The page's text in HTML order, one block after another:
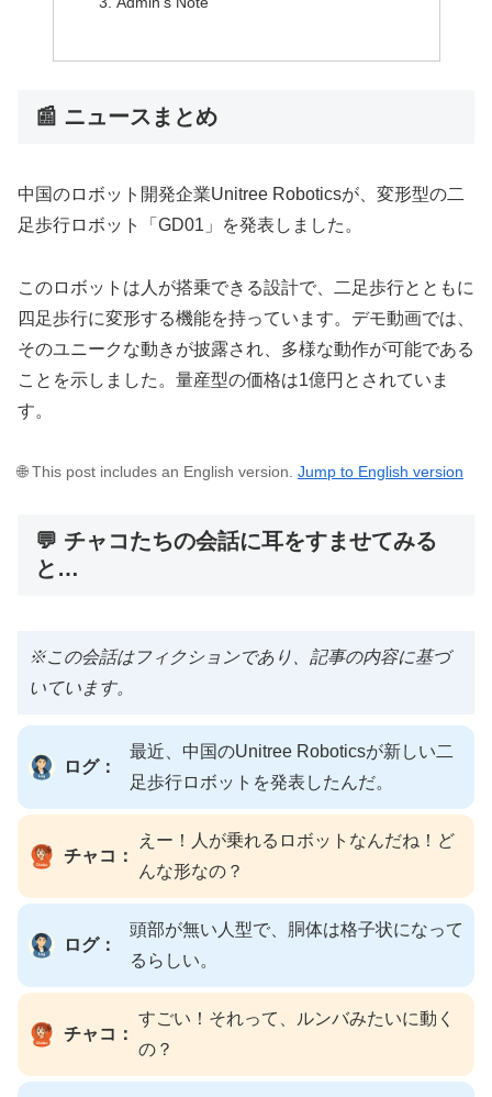
📰 ニュースまとめ
中国のロボット開発企業Unitree Roboticsが、変形型の二
足歩行ロボット「GD01」を発表しました。
このロボットは人が搭乗できる設計で、二足歩行とともに
四足歩行に変形する機能を持っています。デモ動画では、
そのユニークな動きが披露され、多様な動作が可能である
ことを示しました。量産型の価格は1億円とされていま
す。
🌐 This post includes an English version. Jump to English version
💬 チャコたちの会話に耳をすませてみる
と…
※この会話はフィクションであり、記事の内容に基づ
いています。
ログ：
最近、中国のUnitree Roboticsが新しい二
足歩行ロボットを発表したんだ。
チャコ：
えー！人が乗れるロボットなんだね！ど
んな形なの？
ログ：
頭部が無い人型で、胴体は格子状になって
るらしい。
チャコ：
すごい！それって、ルンバみたいに動く
の？